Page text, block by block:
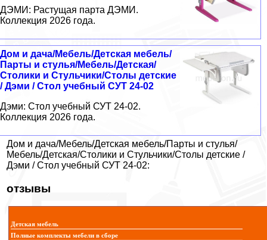
ДЭМИ: Растущая парта ДЭМИ.
Коллекция 2026 года.
Дом и дача/Мебель/Детская мебель/
Парты и стулья/Мебель/Детская/
Столики и Стульчики/Столы детские
/ Дэми / Стол учебный СУТ 24-02
Дэми: Стол учебный СУТ 24-02.
Коллекция 2026 года.
Дом и дача/Мебель/Детская мебель/Парты и стулья/
Мебель/Детская/Столики и Стульчики/Столы детские /
Дэми / Стол учебный СУТ 24-02:
отзывы
Детская мебель
Полные комплекты мебели в сборе